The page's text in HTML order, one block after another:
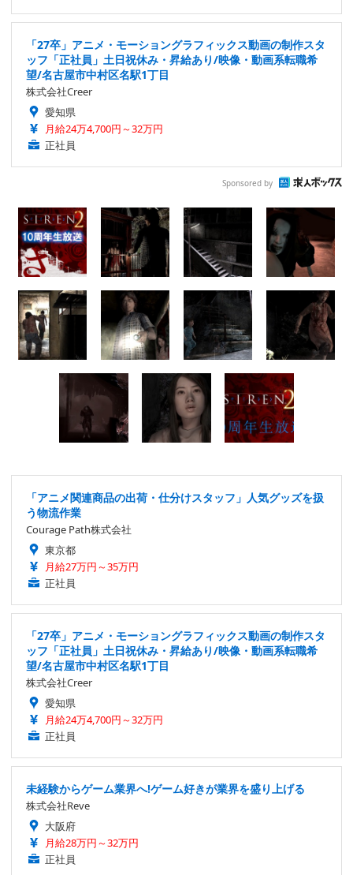
「27卒」アニメ・モーショングラフィックス動画の制作スタ
ッフ「正社員」土日祝休み・昇給あり/映像・動画系転職希
望/名古屋市中村区名駅1丁目
株式会社Creer
愛知県
月給24万4,700円～32万円
正社員
Sponsored by
「アニメ関連商品の出荷・仕分けスタッフ」人気グッズを扱
う物流作業
Courage Path株式会社
東京都
月給27万円～35万円
正社員
「27卒」アニメ・モーショングラフィックス動画の制作スタ
ッフ「正社員」土日祝休み・昇給あり/映像・動画系転職希
望/名古屋市中村区名駅1丁目
株式会社Creer
愛知県
月給24万4,700円～32万円
正社員
未経験からゲーム業界へ!ゲーム好きが業界を盛り上げる
株式会社Reve
大阪府
月給28万円～32万円
正社員